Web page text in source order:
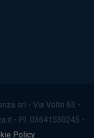
srl - Via Volto 63 -
- P.I. 03641530245 -
Policy